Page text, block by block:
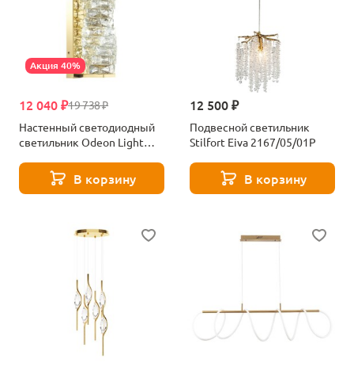
Акция 40%
19 738 ₽
12 040 ₽
Настенный светодиодный
светильник Odeon Light
В корзину
12 500 ₽
Подвесной светильник
Stilfort Eiva 2167/05/01P
В корзину